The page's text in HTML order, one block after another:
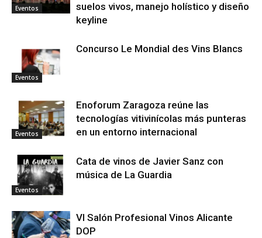
Eventos
suelos vivos, manejo holístico y diseño
keyline
Eventos
Concurso Le Mondial des Vins Blancs
Eventos
Enoforum Zaragoza reúne las
tecnologías vitivinícolas más punteras
en un entorno internacional
Eventos
Cata de vinos de Javier Sanz con
música de La Guardia
VI Salón Profesional Vinos Alicante
DOP